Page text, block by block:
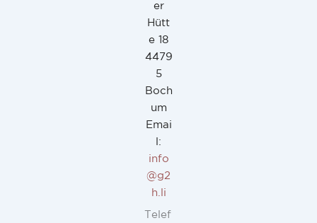
er
Hütt
e 18
4479
5
Boch
um
Emai
l:
info
@g2
h.li
Telef